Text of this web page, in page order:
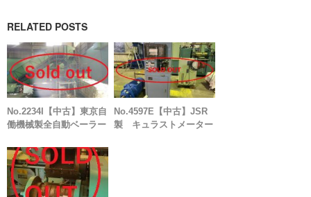
RELATED POSTS
No.2234I【中古】東京自
働機械製全自動ベーラー
No.4597E【中古】JSR
製 キュラストメーター